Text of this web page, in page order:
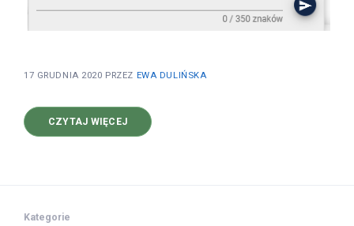
17 GRUDNIA 2020 PRZEZ EWA DULIŃSKA
CZYTAJ WIĘCEJO
CHATBOT
JSA-
Kategorie